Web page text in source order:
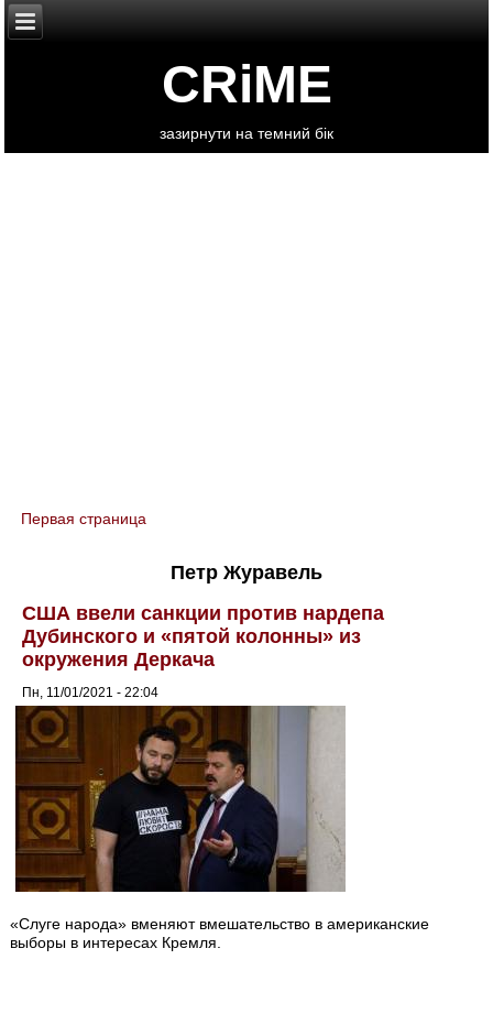
CRiME
зазирнути на темний бік
You are here
Первая страница
Петр Журавель
США ввели санкции против нардепа
Дубинского и «пятой колонны» из
окружения Деркача
Пн, 11/01/2021 - 22:04
«Слуге народа» вменяют вмешательство в американские
выборы в интересах Кремля.